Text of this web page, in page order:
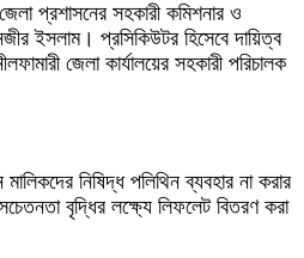
প্রশাসনের সহকারী কমিশনার ও
ইসলাম। প্রসিকিউটর হিসেবে দায়িত্ব
জেলা কার্যালয়ের সহকারী পরিচালক
নিষিদ্ধ পলিথিন ব্যবহার না করার
বৃদ্ধির লক্ষ্যে লিফলেট বিতরণ করা